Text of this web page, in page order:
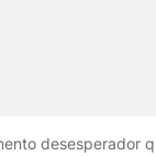
desesperador